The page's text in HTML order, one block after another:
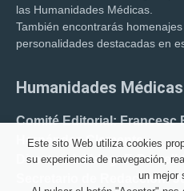
las Humanidades Médicas.
También encontrarás
personalidades destacadas en
Humanidades Médicas
Comité Editorial: Francesc
Hernández Clemente.
Director del blog: F. Borrell
Secretario de Redacción:
Este sito Web utiliza cookies
su experiencia de navegación,
un mejor